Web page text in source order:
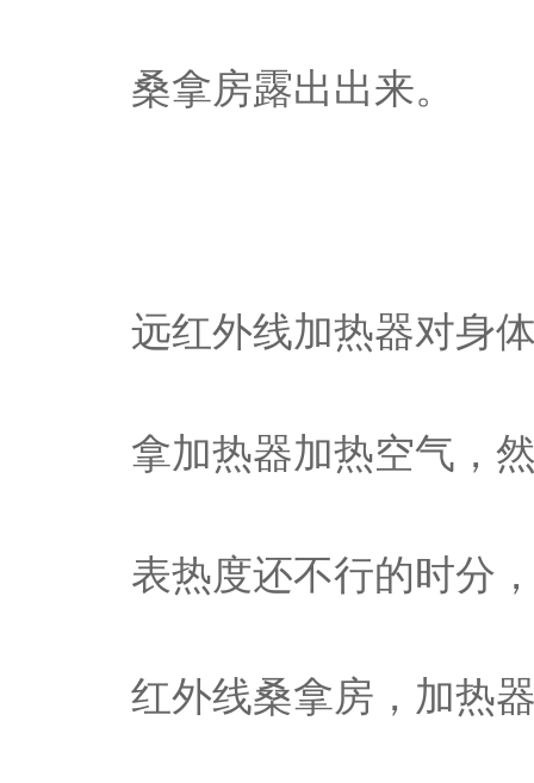
桑拿房露出出来。
远红外线加热器对身
拿加热器加热空气，
表热度还不行的时分
红外线桑拿房，加热